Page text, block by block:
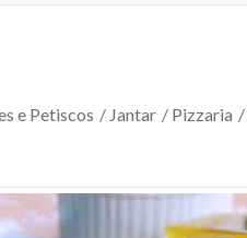
e Petiscos / Jantar / Pizzaria /